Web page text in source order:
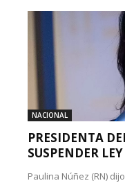
NACIONAL
PRESIDENTA
SUSPENDER
Paulina Núñez (RN)